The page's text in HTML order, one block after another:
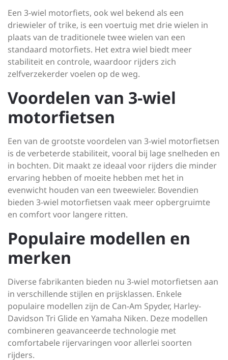
Een 3-wiel motorfiets, ook wel bekend als een
driewieler of trike, is een voertuig met drie wielen in
plaats van de traditionele twee wielen van een
standaard motorfiets. Het extra wiel biedt meer
stabiliteit en controle, waardoor rijders zich
zelfverzekerder voelen op de weg.
Voordelen van 3-wiel
motorfietsen
Een van de grootste voordelen van 3-wiel motorfietsen
is de verbeterde stabiliteit, vooral bij lage snelheden en
in bochten. Dit maakt ze ideaal voor rijders die minder
ervaring hebben of moeite hebben met het in
evenwicht houden van een tweewieler. Bovendien
bieden 3-wiel motorfietsen vaak meer opbergruimte
en comfort voor langere ritten.
Populaire modellen en
merken
Diverse fabrikanten bieden nu 3-wiel motorfietsen aan
in verschillende stijlen en prijsklassen. Enkele
populaire modellen zijn de Can-Am Spyder, Harley-
Davidson Tri Glide en Yamaha Niken. Deze modellen
combineren geavanceerde technologie met
comfortabele rijervaringen voor allerlei soorten
rijders.